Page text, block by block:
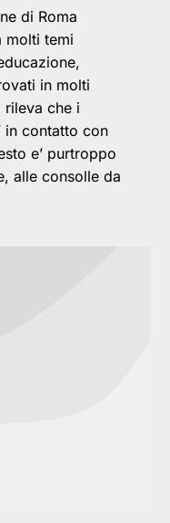
di Roma
molti temi
in molti
rileva che i
in contatto con
e’ purtroppo
alle consolle da